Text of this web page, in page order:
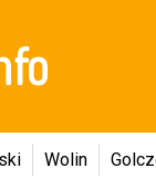
Wolin